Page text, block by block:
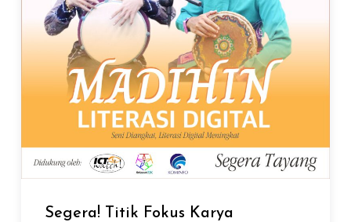
Segera! Titik Fokus Karya